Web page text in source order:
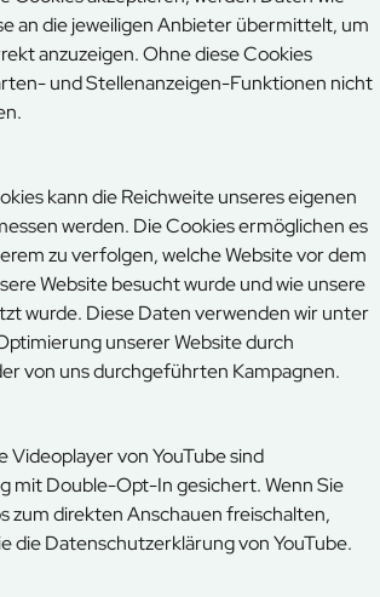
an die jeweiligen Anbieter übermittelt, um
anzuzeigen. Ohne diese Cookies
und Stellenanzeigen-Funktionen nicht
kann die Reichweite unseres eigenen
werden. Die Cookies ermöglichen es
zu verfolgen, welche Website vor dem
Website besucht wurde und wie unsere
wurde. Diese Daten verwenden wir unter
unserer Website durch
von uns durchgeführten Kampagnen.
Videoplayer von YouTube sind
mit Double-Opt-In gesichert. Wenn Sie
zum direkten Anschauen freischalten,
die Datenschutzerklärung von YouTube.
von Frauen und
Hotspot der Vielfalt. Tauchen Sie in